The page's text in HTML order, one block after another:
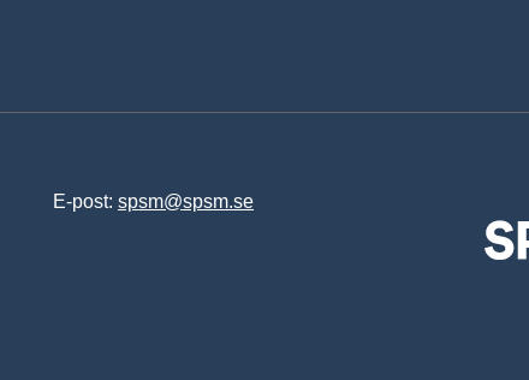
E-post: spsm@spsm.se